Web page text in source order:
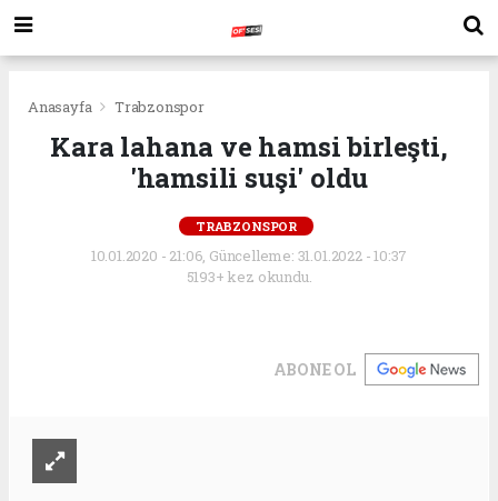
Anasayfa Trabzonspor
Kara lahana ve hamsi birleşti,
'hamsili suşi' oldu
TRABZONSPOR
10.01.2020 - 21:06, Güncelleme: 31.01.2022 - 10:37
5193+ kez okundu.
ABONE OL